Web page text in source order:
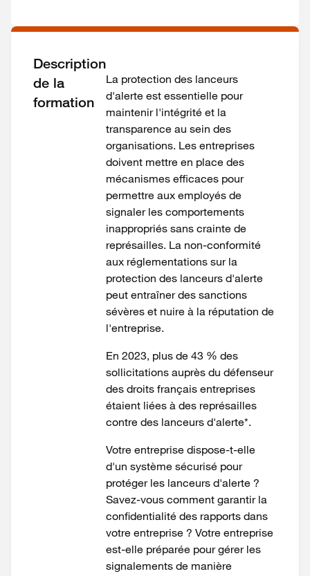
Description
de la
formation
La protection des lanceurs
d'alerte est essentielle pour
maintenir l'intégrité et la
transparence au sein des
organisations. Les entreprises
doivent mettre en place des
mécanismes efficaces pour
permettre aux employés de
signaler les comportements
inappropriés sans crainte de
représailles. La non-conformité
aux réglementations sur la
protection des lanceurs d'alerte
peut entraîner des sanctions
sévères et nuire à la réputation de
l'entreprise.
En 2023, plus de 43 % des
sollicitations auprès du défenseur
des droits français entreprises
étaient liées à des représailles
contre des lanceurs d'alerte*.
Votre entreprise dispose-t-elle
d'un système sécurisé pour
protéger les lanceurs d'alerte ?
Savez-vous comment garantir la
confidentialité des rapports dans
votre entreprise ? Votre entreprise
est-elle préparée pour gérer les
signalements de manière